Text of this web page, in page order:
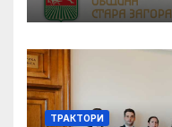
ТРАКТОРИ